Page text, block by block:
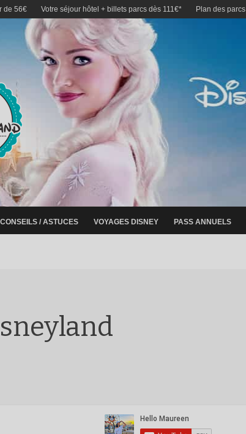
de 56€ Votre séjour hôtel + billets parcs dès 111€* Plan des parcs
CONSEILS / ASTUCES VOYAGES DISNEY PASS ANNUELS